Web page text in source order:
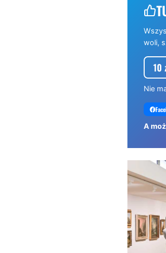
woli,
10
Nie
A